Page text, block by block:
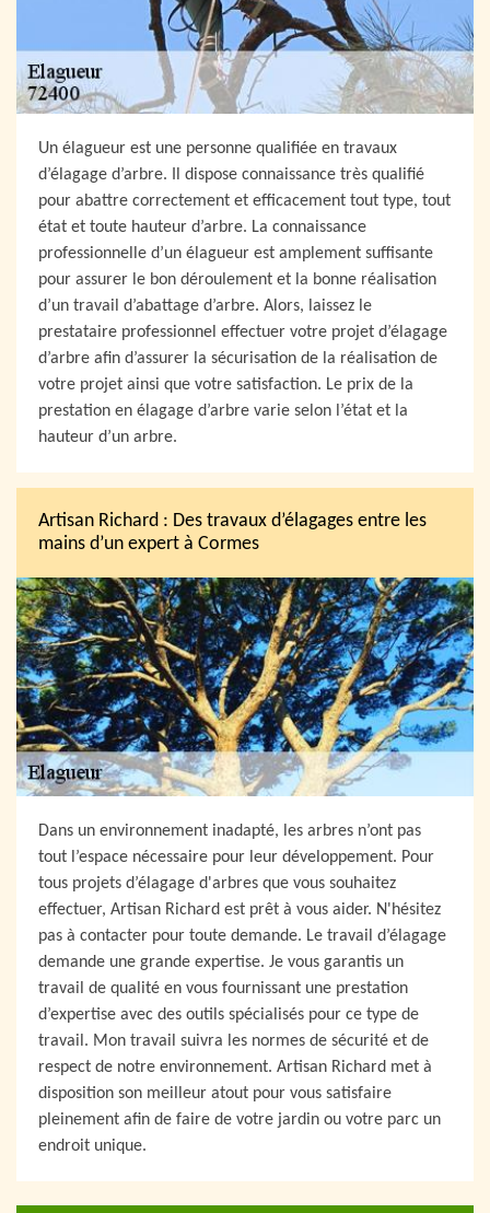
Un élagueur est une personne qualifiée en travaux
d’élagage d’arbre. Il dispose connaissance très qualifié
pour abattre correctement et efficacement tout type, tout
état et toute hauteur d’arbre. La connaissance
professionnelle d’un élagueur est amplement suffisante
pour assurer le bon déroulement et la bonne réalisation
d’un travail d’abattage d’arbre. Alors, laissez le
prestataire professionnel effectuer votre projet d’élagage
d’arbre afin d’assurer la sécurisation de la réalisation de
votre projet ainsi que votre satisfaction. Le prix de la
prestation en élagage d’arbre varie selon l’état et la
hauteur d’un arbre.
Artisan Richard : Des travaux d’élagages entre les
mains d’un expert à Cormes
Dans un environnement inadapté, les arbres n’ont pas
tout l’espace nécessaire pour leur développement. Pour
tous projets d’élagage d'arbres que vous souhaitez
effectuer, Artisan Richard est prêt à vous aider. N'hésitez
pas à contacter pour toute demande. Le travail d’élagage
demande une grande expertise. Je vous garantis un
travail de qualité en vous fournissant une prestation
d’expertise avec des outils spécialisés pour ce type de
travail. Mon travail suivra les normes de sécurité et de
respect de notre environnement. Artisan Richard met à
disposition son meilleur atout pour vous satisfaire
pleinement afin de faire de votre jardin ou votre parc un
endroit unique.